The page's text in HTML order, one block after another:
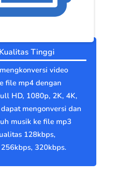
Kualitas Tinggi
video
file mp4 dengan
HD, 1080p, 2K, 4K,
mengonversi dan
musik ke file mp3
128kbps,
320kbps.